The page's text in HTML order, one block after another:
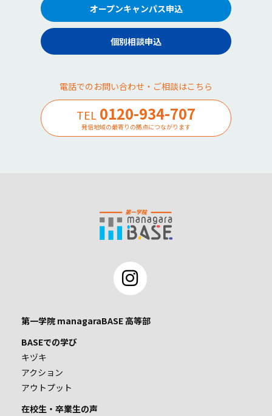
オープンキャンパス申込
個別相談申込
電話でのお問い合わせ・ご相談はこちら
TEL 0120-934-707
発信地域の最寄りの拠点につながります
第一学院 managaraBASE 高等部
BASEでの学び
キヅキ
アクション
アウトプット
在校生・卒業生の声